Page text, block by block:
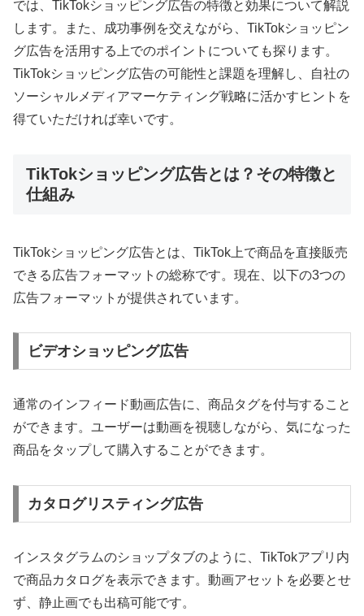
では、TikTokショッピング広告の特徴と効果について解説
します。また、成功事例を交えながら、TikTokショッピン
グ広告を活用する上でのポイントについても探ります。
TikTokショッピング広告の可能性と課題を理解し、自社の
ソーシャルメディアマーケティング戦略に活かすヒントを
得ていただければ幸いです。
TikTokショッピング広告とは？その特徴と
仕組み
TikTokショッピング広告とは、TikTok上で商品を直接販売
できる広告フォーマットの総称です。現在、以下の3つの
広告フォーマットが提供されています。
ビデオショッピング広告
通常のインフィード動画広告に、商品タグを付与すること
ができます。ユーザーは動画を視聴しながら、気になった
商品をタップして購入することができます。
カタログリスティング広告
インスタグラムのショップタブのように、TikTokアプリ内
で商品カタログを表示できます。動画アセットを必要とせ
ず、静止画でも出稿可能です。